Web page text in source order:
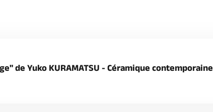
de Yuko KURAMATSU - Céramique contemporaine